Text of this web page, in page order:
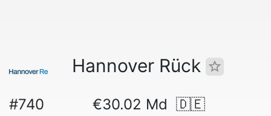
Hannover Rück
#740 €30.02 Md 🇩🇪